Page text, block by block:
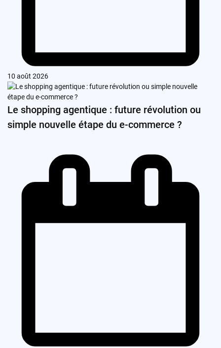
10 août 2026
Le shopping agentique : future révolution ou
simple nouvelle étape du e-commerce ?